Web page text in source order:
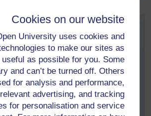
Cookies on our website
University uses cookies and
to make our sites as
as possible for you. Some
and can’t be turned off. Others
for analysis and performance,
advertising, and tracking
for personalisation and service
نشاط الرئيسي: تقديم عن
اجتماع عام للمدرسة
لأخ المعلم/الأخت المعلمة،
اسأل مدير مدرستك إذا كان بإمكانك عقد
للحديث فيه عن أهمية أن تكون مواطناً
واجباتك نحو وطنك و مجتمعك.
ناقش محتويات الاجتماع العام مع